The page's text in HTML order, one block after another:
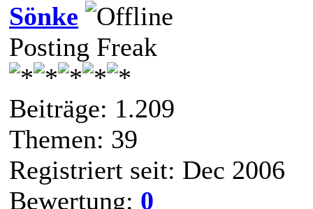
Sönke
Posting Freak
Beiträge: 1.209
Themen: 39
Registriert seit: Dec 2006
Bewertung: 0